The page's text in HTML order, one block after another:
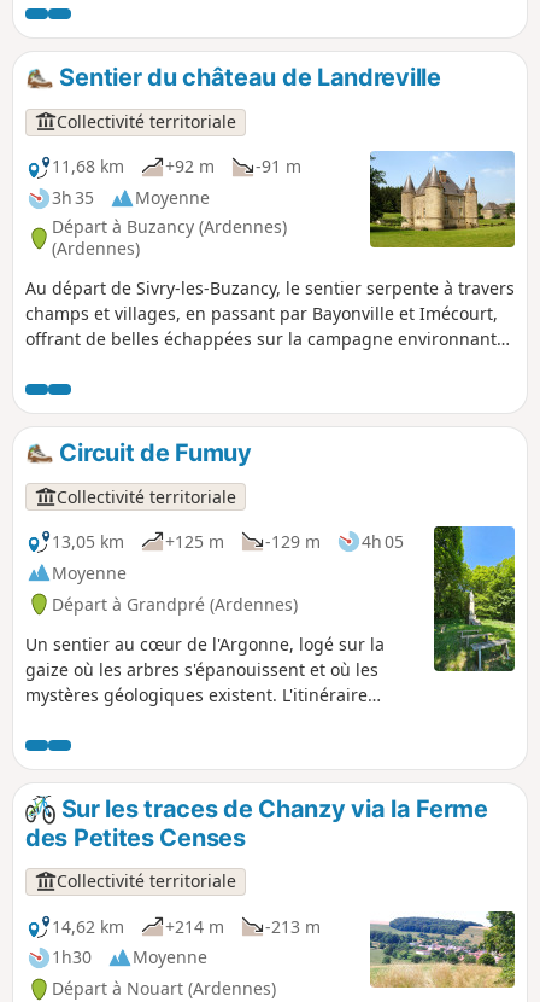
belles surprises architecturales ! Vous
rejoindrez ensuite le village de Sassey-
sur-Meuse par la côte avant de
rejoindre Dun-sur-Meuse puis Doulcon
par le halage le long de la Meuse
navigable. Passant par 4 communes :
Dun-sur-Meuse, Doulcon, Mont-devant-
Sassey, Sassey-sur-Meuse, vous avez la
possibilité de partir au départ de l'une
d'entre elles. Vous avez aussi la
pour la raccourcir ou d'éviter la forêt en
période de chasse.
Sentier du château de Landreville
Collectivité territoriale
11,68 km
+92 m
-91 m
3h 35
Moyenne
Départ à Buzancy (Ardennes)
(Ardennes)
Au départ de Sivry-les-Buzancy, le sentier serpente à travers
champs et villages, en passant par Bayonville et Imécourt,
offrant de belles échappées sur la campagne environnante.
dévoile au fil de la marche, apportant une touche
patrimoniale à cette randonnée accessible et ressourçante.
Idéale pour les amateurs de nature, de calme et de
découvertes locales.
Circuit de Fumuy
Collectivité territoriale
13,05 km
+125 m -129 m
4h 05
Moyenne
Départ à Grandpré (Ardennes)
Un sentier au cœur de l'Argonne, logé sur la
gaize où les arbres s'épanouissent et où les
mystères géologiques existent. L'itinéraire
davantage sur des formations karstiques
appelées "gouffres".
Sur les traces de Chanzy via la Ferme
des Petites Censes
Collectivité territoriale
14,62 km
+214 m
-213 m
1h30
Moyenne
Départ à Nouart (Ardennes)